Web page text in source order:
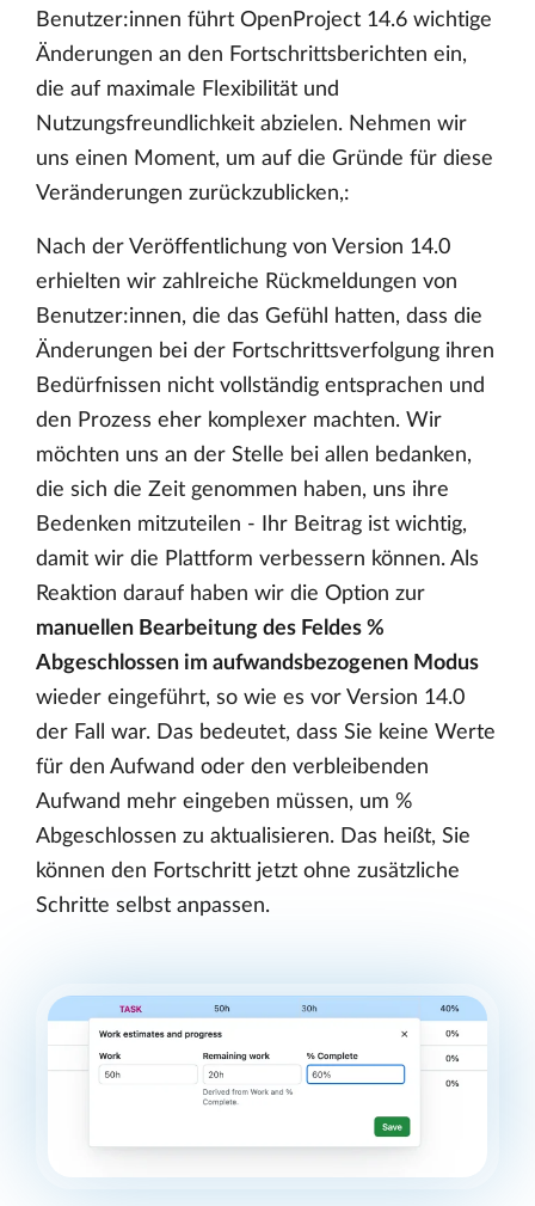
Benutzer:innen führt OpenProject 14.6 wichtige
Änderungen an den Fortschrittsberichten ein,
die auf maximale Flexibilität und
Nutzungsfreundlichkeit abzielen. Nehmen wir
uns einen Moment, um auf die Gründe für diese
Veränderungen zurückzublicken,:
Nach der Veröffentlichung von Version 14.0
erhielten wir zahlreiche Rückmeldungen von
Benutzer:innen, die das Gefühl hatten, dass die
Änderungen bei der Fortschrittsverfolgung ihren
Bedürfnissen nicht vollständig entsprachen und
den Prozess eher komplexer machten. Wir
möchten uns an der Stelle bei allen bedanken,
die sich die Zeit genommen haben, uns ihre
Bedenken mitzuteilen - Ihr Beitrag ist wichtig,
damit wir die Plattform verbessern können. Als
Reaktion darauf haben wir die Option zur
manuellen Bearbeitung des Feldes %
Abgeschlossen im aufwandsbezogenen Modus
wieder eingeführt, so wie es vor Version 14.0
der Fall war. Das bedeutet, dass Sie keine Werte
für den Aufwand oder den verbleibenden
Aufwand mehr eingeben müssen, um %
Abgeschlossen zu aktualisieren. Das heißt, Sie
können den Fortschritt jetzt ohne zusätzliche
Schritte selbst anpassen.